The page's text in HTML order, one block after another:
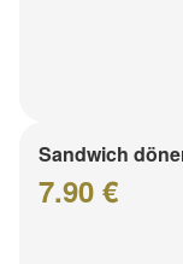
Sandwich
7.90 €